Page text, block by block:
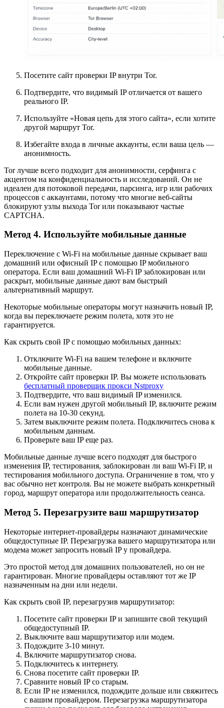
Посетите сайт проверки IP внутри Tor.
Подтвердите, что видимый IP отличается от вашего
реального IP.
Используйте «Новая цепь для этого сайта», если хотите
другой маршрут Tor.
Избегайте входа в личные аккаунты, если ваша цель —
анонимность.
Tor лучше всего подходит для анонимности, серфинга с
акцентом на конфиденциальность и исследований. Он не
идеален для потоковой передачи, парсинга, игр или рабочих
процессов с аккаунтами, потому что многие веб-сайты
блокируют узлы выхода Tor или показывают частые
CAPTCHA.
Метод 4. Используйте мобильные данные
Переключение с Wi-Fi на мобильные данные скрывает ваш
домашний или офисный IP с помощью IP мобильного
оператора. Если ваш домашний Wi-Fi IP заблокирован или
раскрыт, мобильные данные дают вам быстрый
альтернативный маршрут.
Некоторые мобильные операторы могут назначить новый IP,
когда вы переключаете режим полета, хотя это не
гарантируется.
Как скрыть свой IP с помощью мобильных данных:
Отключите Wi-Fi на вашем телефоне и включите
мобильные данные.
Откройте сайт проверки IP. Вы можете использовать
бесплатный проверщик прокси Nstproxy
Подтвердите, что ваш видимый IP изменился.
Если вам нужен другой мобильный IP, включите режим
полета на 10-30 секунд.
Затем выключите режим полета. Подключитесь снова к
мобильным данным.
Проверьте ваш IP еще раз.
Мобильные данные лучше всего подходят для быстрого
изменения IP, тестирования, заблокирован ли ваш Wi-Fi IP, и
тестирования мобильного доступа. Ограничение в том, что у
вас обычно нет контроля. Вы не можете выбрать конкретный
город, маршрут оператора или продолжительность сеанса.
Метод 5. Перезагрузите ваш маршрутизатор
Некоторые интернет-провайдеры назначают динамические
общедоступные IP. Перезагрузка вашего маршрутизатора или
модема может запросить новый IP у провайдера.
Это простой метод для домашних пользователей, но он не
гарантирован. Многие провайдеры оставляют тот же IP
назначенным на дни или недели.
Как скрыть свой IP, перезагрузив маршрутизатор:
Посетите сайт проверки IP и запишите свой текущий
общедоступный IP.
Выключите ваш маршрутизатор или модем.
Подождите 3-10 минут.
Включите маршрутизатор снова.
Подключитесь к интернету.
Снова посетите сайт проверки IP.
Сравните новый IP со старым.
Если IP не изменился, подождите дольше или свяжитесь
с вашим провайдером. Перезагрузка маршрутизатора